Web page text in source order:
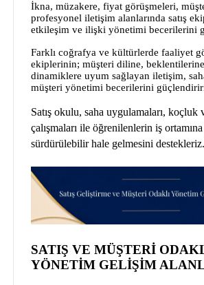
İkna, müzakere, fiyat görüşmeleri,
profesyonel iletişim alanlarında satış
etkileşim ve ilişki yönetimi becerilerini
Farklı coğrafya ve kültürlerde faaliyet
ekiplerinin; müşteri diline,
dinamiklere uyum sağlayan iletişim,
müşteri yönetimi becerilerini
Satış okulu, saha uygulamaları, koçluk
çalışmaları ile öğrenilenlerin iş ortamına
sürdürülebilir hale gelmesini destekleriz.
SATIŞ VE MÜŞTERİ
YÖNETİM GELİŞİM